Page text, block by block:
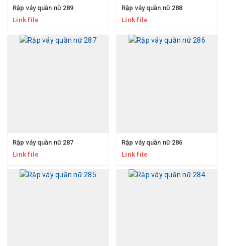
Rập váy quần nữ 289
Link file
Rập váy quần nữ 288
Link file
Rập váy quần nữ 287
Link file
Rập váy quần nữ 286
Link file